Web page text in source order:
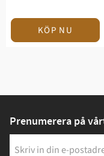
Prenumerera på